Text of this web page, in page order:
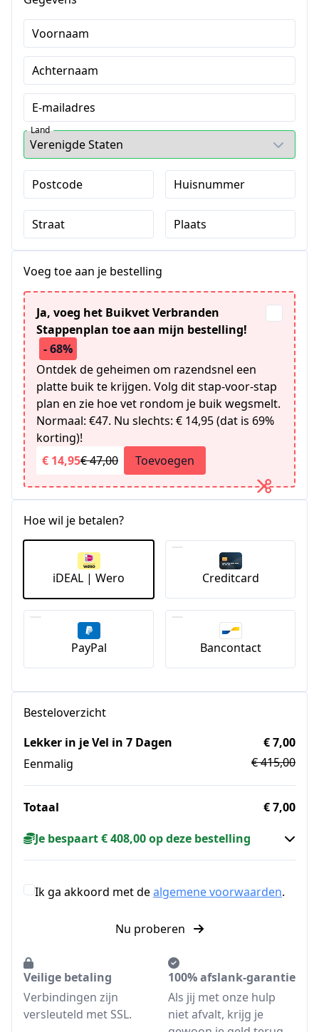
Voornaam
Achternaam
E-mailadres
Land
Postcode Huisnummer
Straat Plaats
Voeg toe aan je bestelling
Ja, voeg het Buikvet Verbranden
Stappenplan toe aan mijn bestelling!
- 68%
Ontdek de geheimen om razendsnel een
platte buik te krijgen. Volg dit stap-voor-stap
plan en zie hoe vet rondom je buik wegsmelt.
Normaal: €47. Nu slechts: € 14,95 (dat is 69%
korting)!
€ 14,95€ 47,00 Toevoegen
Hoe wil je betalen?
iDEAL | Wero Creditcard
PayPal Bancontact
Besteloverzicht
Lekker in je Vel in 7 Dagen
Eenmalig
€ 7,00
€ 415,00
Totaal
€ 7,00
Je bespaart € 408,00 op deze bestelling
Ik ga akkoord met dealgemene voorwaarden.
Nu proberen
Veilige betaling
Verbindingen zijn
versleuteld met SSL.
100% afslank-garantie
Als jij met onze hulp
niet afvalt, krijg je